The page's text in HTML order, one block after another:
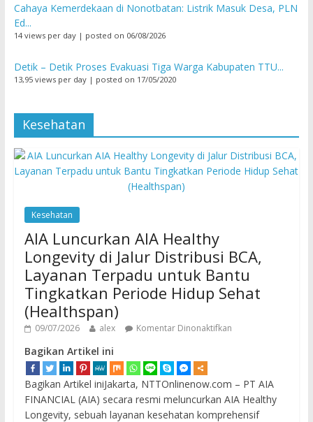
Cahaya Kemerdekaan di Nonotbatan: Listrik Masuk Desa, PLN
Ed...
14 views per day| posted on 06/08/2026
Detik – Detik Proses Evakuasi Tiga Warga Kabupaten TTU...
13,95 views per day| posted on 17/05/2020
Kesehatan
Kesehatan
AIA Luncurkan AIA Healthy
Longevity di Jalur Distribusi BCA,
Layanan Terpadu untuk Bantu
Tingkatkan Periode Hidup Sehat
(Healthspan)
09/07/2026 alex Komentar Dinonaktifkan
Bagikan Artikel ini
Bagikan Artikel iniJakarta, NTTOnlinenow.com – PT AIA
FINANCIAL (AIA) secara resmi meluncurkan AIA Healthy
Longevity, sebuah layanan kesehatan komprehensif